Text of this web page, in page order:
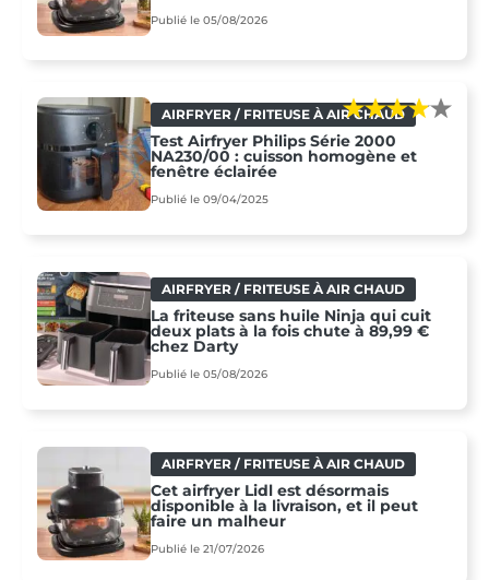
Publié le 05/08/2026
AIRFRYER / FRITEUSE À AIR CHAUD
Test Airfryer Philips Série 2000
NA230/00 : cuisson homogène et
fenêtre éclairée
Publié le 09/04/2025
AIRFRYER / FRITEUSE À AIR CHAUD
La friteuse sans huile Ninja qui cuit
deux plats à la fois chute à 89,99 €
chez Darty
Publié le 05/08/2026
AIRFRYER / FRITEUSE À AIR CHAUD
Cet airfryer Lidl est désormais
disponible à la livraison, et il peut
faire un malheur
Publié le 21/07/2026